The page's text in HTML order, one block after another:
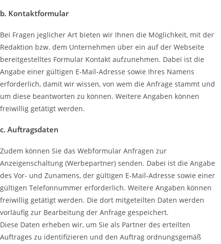
b. Kontaktformular
Bei Fragen jeglicher Art bieten wir Ihnen die Möglichkeit, mit der
Redaktion bzw. dem Unternehmen über ein auf der Webseite
bereitgestelltes Formular Kontakt aufzunehmen. Dabei ist die
Angabe einer gültigen E-Mail-Adresse sowie Ihres Namens
erforderlich, damit wir wissen, von wem die Anfrage stammt und
um diese beantworten zu können. Weitere Angaben können
freiwillig getätigt werden.
c. Auftragsdaten
Zudem können Sie das Webformular Anfragen zur
Anzeigenschaltung (Werbepartner) senden. Dabei ist die Angabe
des Vor- und Zunamens, der gültigen E-Mail-Adresse sowie einer
gültigen Telefonnummer erforderlich. Weitere Angaben können
freiwillig getätigt werden. Die dort mitgeteilten Daten werden
vorläufig zur Bearbeitung der Anfrage gespeichert.
Diese Daten erheben wir, um Sie als Partner des erteilten
Auftrages zu identifizieren und den Auftrag ordnungsgemäß